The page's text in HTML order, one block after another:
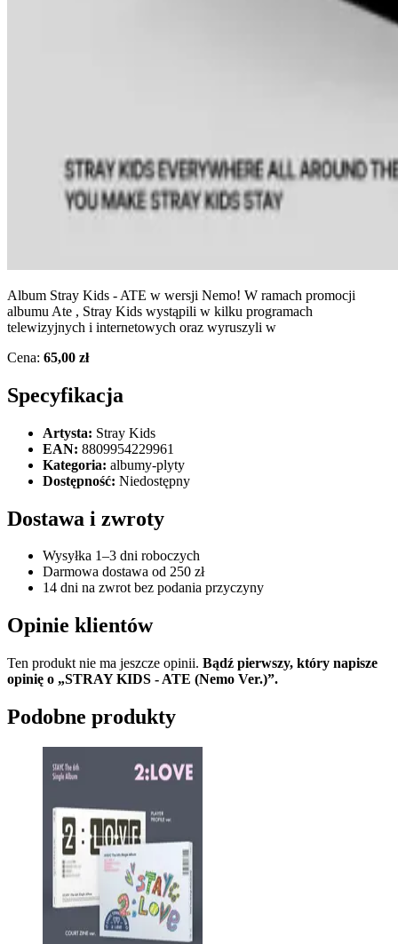
Album Stray Kids - ATE w wersji Nemo! W ramach promocji
albumu Ate , Stray Kids wystąpili w kilku programach
telewizyjnych i internetowych oraz wyruszyli w
Cena: 65,00 zł
Specyfikacja
Artysta: Stray Kids
EAN: 8809954229961
Kategoria: albumy-plyty
Dostępność: Niedostępny
Dostawa i zwroty
Wysyłka 1–3 dni roboczych
Darmowa dostawa od 250 zł
14 dni na zwrot bez podania przyczyny
Opinie klientów
Ten produkt nie ma jeszcze opinii. Bądź pierwszy, który napisze
opinię o „STRAY KIDS - ATE (Nemo Ver.)”.
Podobne produkty